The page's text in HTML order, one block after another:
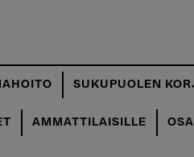
SUKUPUOLEN
AMMATTILAISILLE